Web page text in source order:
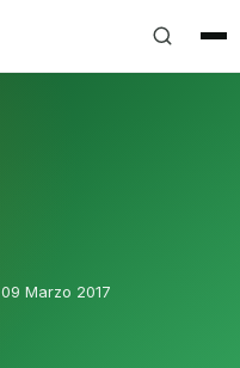
Municipal del
Marzo 2017